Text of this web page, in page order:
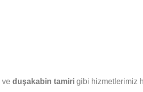
ve duşakabin tamiri gibi hizmetlerimiz